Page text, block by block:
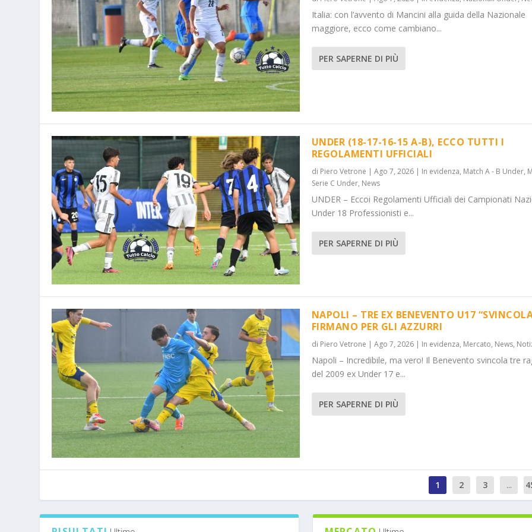
Italia: con l’avvento di Mancini alla guida della Nazionale
maggiore, ecco come cambiano...
PER SAPERNE DI PIÙ
UNDER (18-17-16-15 A-B), ECCO TUTTI I
REGOLAMENTI UFFICIALI
di Piero Vetrone | Ago 7, 2026| In evidenza, Match A - B Under,
Serie C Under, News
UNDER – Eccoi Regolamenti Ufficiali dei Campionati
Under 18 Professionisti e...
PER SAPERNE DI PIÙ
NAPOLI – TRE EX BENEVENTO U17
FIRMANO PER GLI AZZURRI
di Piero Vetrone Ago 7, 2026| In evidenza, Mercato, News,
Napoli – Incredibile, ma vero! Il Benevento svincola tre
del 2009 ex Under 17 e...
PER SAPERNE DI PIÙ
1 2 3 ...